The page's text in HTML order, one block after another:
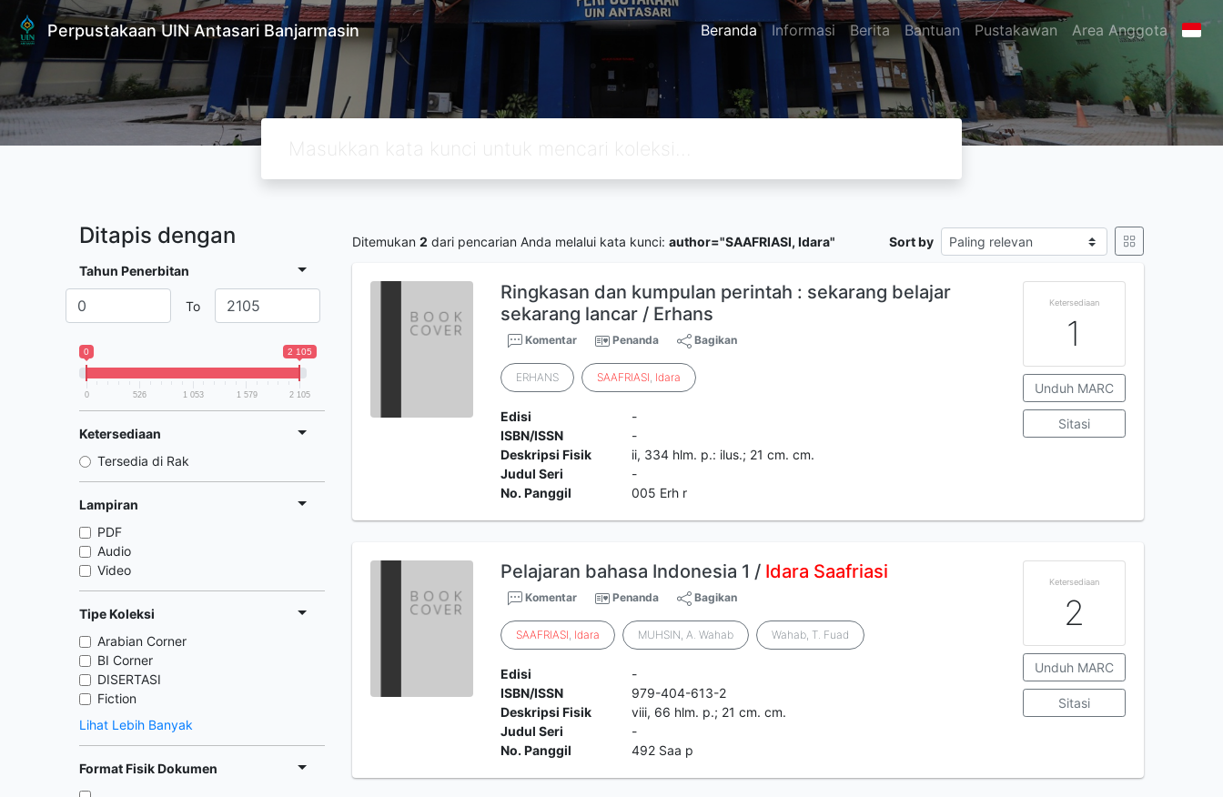
Perpustakaan UIN Antasari Banjarmasin Beranda Informasi Berita Bantuan Pustakawan Area Anggota
Ditapis dengan
Tahun Penerbitan
To
0 2 105
0 526 1 053 1 579 2 105
Ketersediaan
Tersedia di Rak
Lampiran
PDF
Audio
Video
Tipe Koleksi
Arabian Corner
BI Corner
DISERTASI
Fiction
Lihat Lebih Banyak
Format Fisik Dokumen
Ditemukan 2 dari pencarian Anda melalui kata kunci: author="SAAFRIASI, Idara" Sort by
Ringkasan dan kumpulan perintah : sekarang belajar
sekarang lancar / Erhans
Komentar Penanda Bagikan
ERHANS SAAFRIASI, Idara
Edisi
-
ISBN/ISSN
-
Deskripsi Fisik
ii, 334 hlm. p.: ilus.; 21 cm. cm.
Judul Seri
-
No. Panggil
005 Erh r
Ketersediaan
1
Unduh MARC
Sitasi
Pelajaran bahasa Indonesia 1 / Idara Saafriasi
Komentar Penanda Bagikan
SAAFRIASI, Idara MUHSIN, A. Wahab Wahab, T. Fuad
Edisi
-
ISBN/ISSN
979-404-613-2
Deskripsi Fisik
viii, 66 hlm. p.; 21 cm. cm.
Judul Seri
-
No. Panggil
492 Saa p
Ketersediaan
2
Unduh MARC
Sitasi